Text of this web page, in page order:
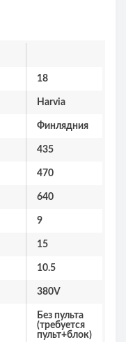
18
Harvia
Финлядния
435
470
640
9
15
10.5
380V
Без пульта
(требуется
пульт+блок)